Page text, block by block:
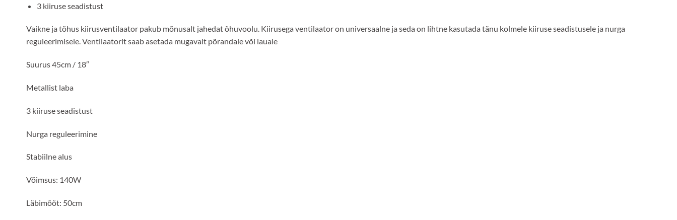
3 kiiruse seadistust
Vaikne ja tõhus kiirusventilaator pakub mõnusalt jahedat õhuvoolu. Kiirusega ventilaator on universaalne ja seda on lihtne kasutada tänu kolmele kiiruse seadistusele ja nurga
reguleerimisele. Ventilaatorit saab asetada mugavalt põrandale või lauale
Suurus 45cm / 18″
Metallist laba
3 kiiruse seadistust
Nurga reguleerimine
Stabiilne alus
Võimsus: 140W
Läbimõõt: 50cm